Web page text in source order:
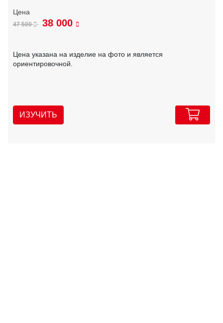
47 500 38 000
Цена указана на изделие на фото и является
ориентировочной.
ИЗУЧИТЬ